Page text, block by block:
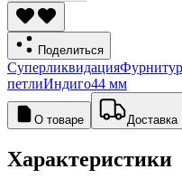
Поделиться
Суперликвидация
петлиИндиго44 мм
О товаре Доставка
Характеристики